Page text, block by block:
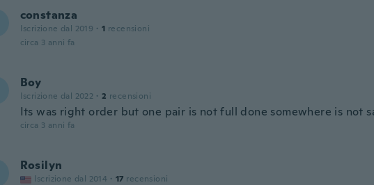
constanza
Iscrizione dal 2019 · 1 recensioni
circa 3 anni fa
Boy
Iscrizione dal 2022 · 2 recensioni
Its was right order but one pair is not full done somewhere is not
circa 3 anni fa
Rosilyn
Iscrizione dal 2014 · 17 recensioni